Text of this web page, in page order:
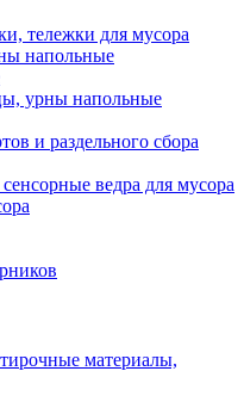
тележки для мусора
напольные
урны напольные
и раздельного сбора
ведра для мусора
материалы,